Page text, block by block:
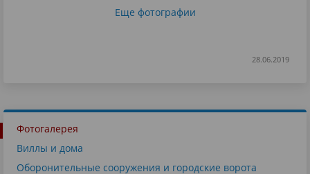
Еще фотографии
28.06.2019
Фотогалерея
Виллы и дома
Оборонительные сооружения и городские ворота